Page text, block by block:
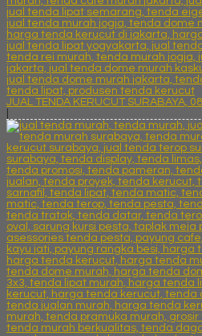
JUAL TENDA KERUCUT SURABAYA,